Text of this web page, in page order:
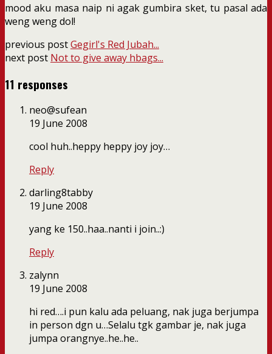
mood aku masa naip ni agak gumbira sket, tu pasal ada
weng weng dol!
previous postGegirl's Red Jubah...
next post Not to give away hbags...
11 responses
neo@sufean
19 June 2008
cool huh..heppy heppy joy joy…
Reply
darling8tabby
19 June 2008
yang ke 150..haa..nanti i join..:)
Reply
zalynn
19 June 2008
hi red….i pun kalu ada peluang, nak juga berjumpa
in person dgn u…Selalu tgk gambar je, nak juga
jumpa orangnye..he..he..